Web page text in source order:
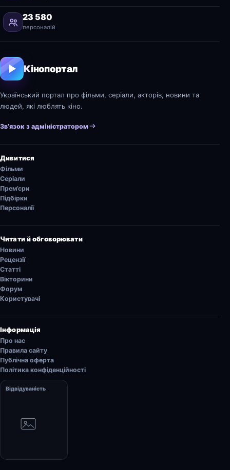
23 580
персоналій
Кінопортал
Український портал про фільми, серіали, акторів, новини та
людей, які люблять кіно.
Зв’язок з адміністратором
Дивитися
Фільми
Серіали
Прем’єри
Підбірки
Персоналії
Читати й обговорювати
Новини
Рецензії
Статті
Вікторини
Форум
Користувачі
Інформація
Про нас
Правила сайту
Публічна оферта
Політика конфіденційності
Відвідуваність